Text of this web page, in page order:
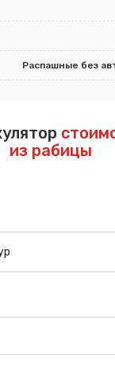
Распашные без
из рабицы